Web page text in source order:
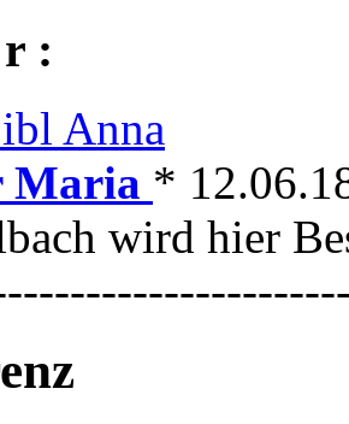
:
Anna
Maria *
wird hier